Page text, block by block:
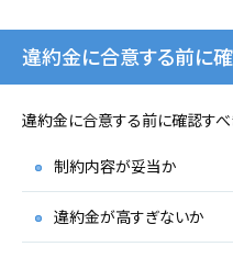
違約金に合意する前に
違約金に合意する前に確認すべ
制約内容が妥当か
違約金が高すぎないか